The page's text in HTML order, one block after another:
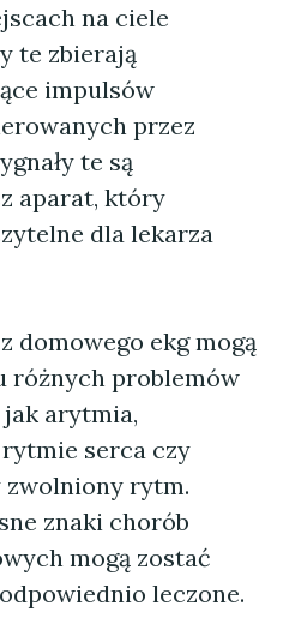
na ciele
te zbierają
impulsów
przez
te są
aparat, który
dla lekarza
domowego ekg mogą
różnych problemów
arytmia,
serca czy
zwolniony rytm.
znaki chorób
mogą zostać
leczone.